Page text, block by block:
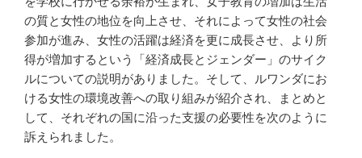
の質と女性の地位を向上させ、それによって女性の社会
参加が進み、女性の活躍は経済を更に成長させ、より所
得が増加するという「経済成長とジェンダー」のサイク
ルについての説明がありました。そして、ルワンダにお
ける女性の環境改善への取り組みが紹介され、まとめと
して、それぞれの国に沿った支援の必要性を次のように
訴えられました。